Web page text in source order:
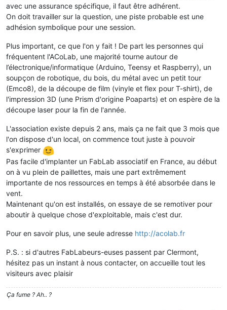
avec une assurance spécifique, il faut être adhérent.
On doit travailler sur la question, une piste probable est une
adhésion symbolique pour une session.
Plus important, ce que l'on y fait ! De part les personnes qui
fréquentent l'ACoLab, une majorité tourne autour de
l’électronique/informatique (Arduino, Teensy et Raspberry), un
soupçon de robotique, du bois, du métal avec un petit tour
(Emco8), de la découpe de film (vinyle et flex pour T-shirt), de
l'impression 3D (une Prism d'origine Poaparts) et on espère de la
découpe laser pour la fin de l'année.
L'association existe depuis 2 ans, mais ça ne fait que 3 mois que
l'on dispose d'un local, on commence tout juste à pouvoir
s'exprimer
Pas facile d'implanter un FabLab associatif en France, au début
on à vu plein de paillettes, mais une part extrêmement
importante de nos ressources en temps à été absorbée dans le
vent.
Maintenant qu'on est installés, on essaye de se remotiver pour
aboutir à quelque chose d'exploitable, mais c'est dur.
Pour en savoir plus, une seule adresse http://acolab.fr
P.S. : si d'autres FabLabeurs-euses passent par Clermont,
hésitez pas un instant à nous contacter, on accueille tout les
visiteurs avec plaisir
Ça fume ? Ah.. ?